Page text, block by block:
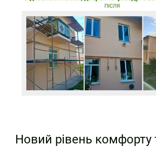
Новий рівень комфорту